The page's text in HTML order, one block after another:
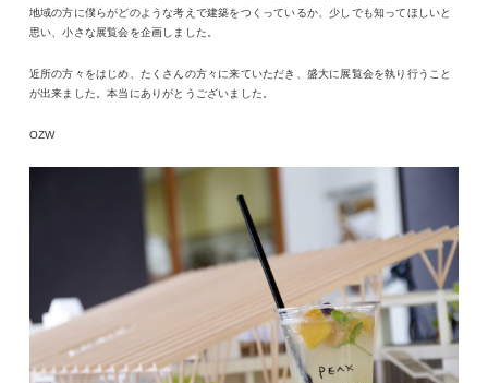
地域の方に僕らがどのような考えで建築をつくっているか、少しでも知ってほしいと
思い、小さな展覧会を企画しました。
近所の方々をはじめ、たくさんの方々に来ていただき、盛大に展覧会を執り行うこと
が出来ました。本当にありがとうございました。
OZW